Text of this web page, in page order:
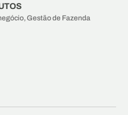
,Gestão de Fazenda